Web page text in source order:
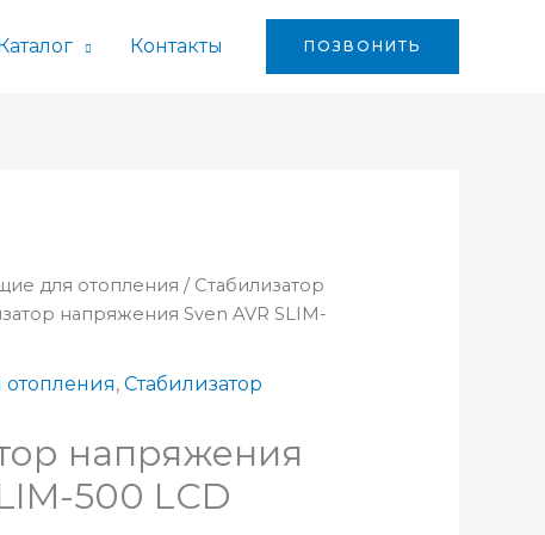
Контакты ПОЗВОНИТЬ
для отопления / Стабилизатор
напряжения Sven AVR SLIM-
,Стабилизатор
напряжения
500 LCD